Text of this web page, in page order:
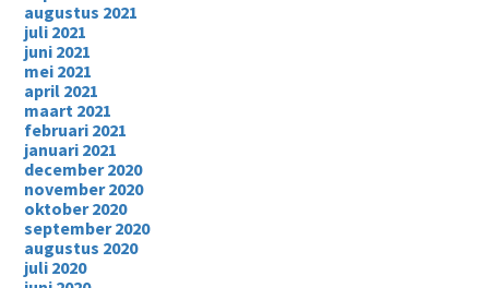
augustus 2021
juli 2021
juni 2021
mei 2021
april 2021
maart 2021
februari 2021
januari 2021
december 2020
november 2020
oktober 2020
september 2020
augustus 2020
juli 2020